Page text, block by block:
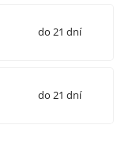
do 21 dní
do 21 dní